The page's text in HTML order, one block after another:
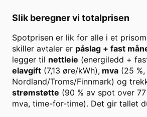
Slik beregner vi totalprisen
Spotprisen er lik for alle i et
skiller avtaler er påslag + fast
legger til nettleie (energiledd +
elavgift (7,13 øre/kWh), mva (25
Nordland/Troms/Finnmark) og
strømstøtte (90 % av spot over 77
mva, time-for-time). Det gir tallet